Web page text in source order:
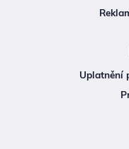
Uplatnění